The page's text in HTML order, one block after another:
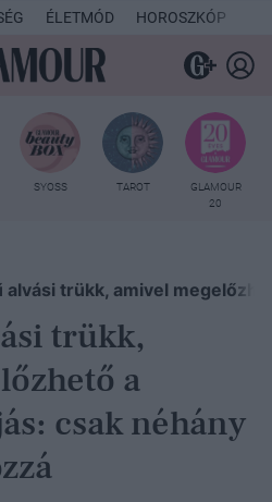
ÉLETMÓD HOROSZKÓP
SYOSS TAROT
GLAMOUR
20
alvási trükk, amivel
trükk,
a
csak néhány